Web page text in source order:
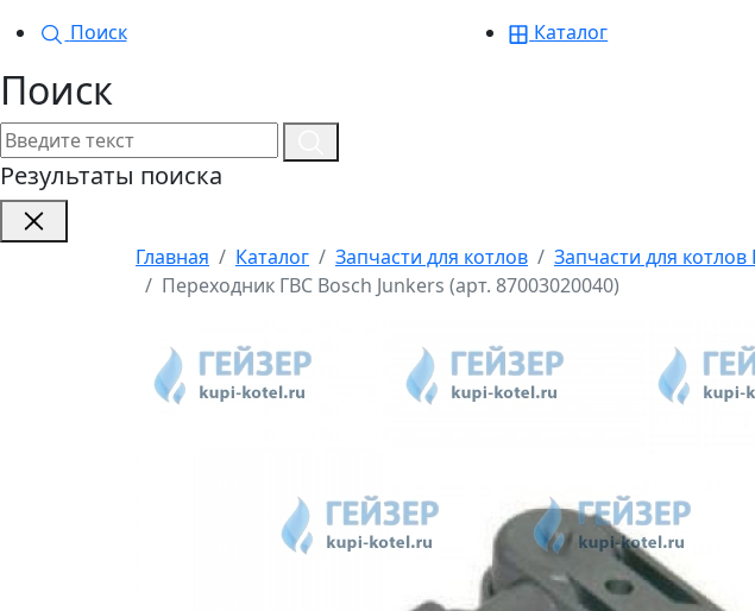
Поиск
Каталог
Поиск
Результаты поиска
Главная Каталог Запчасти для котлов Запчасти для котлов
Переходник ГВС Bosch Junkers (арт. 87003020040)